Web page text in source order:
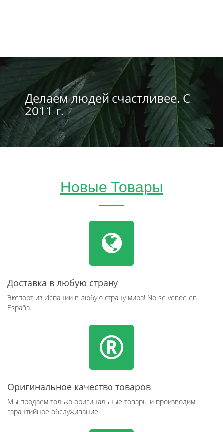
Делаем людей счастливее. С
2011 г.
Новые Товары
Доставка в любую страну
Экспорт из Испании в любую страну мира! No se vende en
España.
Оригинальное качество товаров
Мы продаем только оригинальные товары и производим
гарантийное обслуживание.